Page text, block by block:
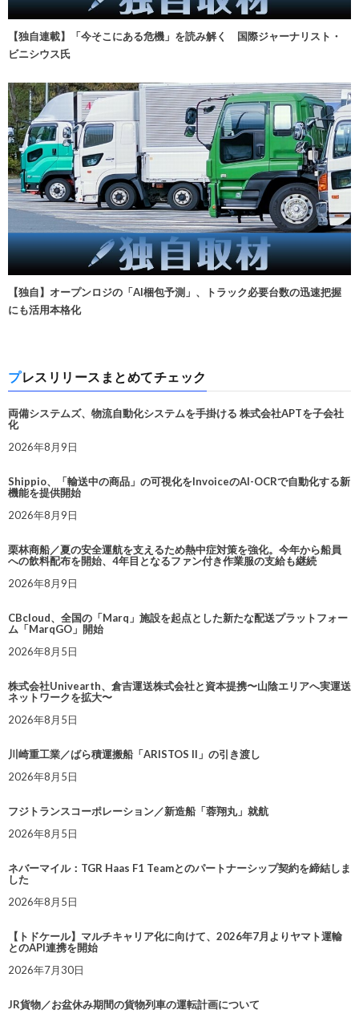
【独自連載】「今そこにある危機」を読み解く 国際ジャーナリスト・
ビニシウス氏
【独自】オープンロジの「AI梱包予測」、トラック必要台数の迅速把握
にも活用本格化
プレスリリースまとめてチェック
両備システムズ、物流自動化システムを手掛ける 株式会社APTを子会社
化
2026年8月9日
Shippio、「輸送中の商品」の可視化をInvoiceのAI-OCRで自動化する新
機能を提供開始
2026年8月9日
栗林商船／夏の安全運航を支えるため熱中症対策を強化。今年から船員
への飲料配布を開始、4年目となるファン付き作業服の支給も継続
2026年8月9日
CBcloud、全国の「Marq」施設を起点とした新たな配送プラットフォー
ム「MarqGO」開始
2026年8月5日
株式会社Univearth、倉吉運送株式会社と資本提携〜山陰エリアへ実運送
ネットワークを拡大〜
2026年8月5日
川崎重工業／ばら積運搬船「ARISTOS II」の引き渡し
2026年8月5日
フジトランスコーポレーション／新造船「蓉翔丸」就航
2026年8月5日
ネバーマイル：TGR Haas F1 Teamとのパートナーシップ契約を締結しま
した
2026年8月5日
【トドケール】マルチキャリア化に向けて、2026年7月よりヤマト運輸
とのAPI連携を開始
2026年7月30日
JR貨物／お盆休み期間の貨物列車の運転計画について